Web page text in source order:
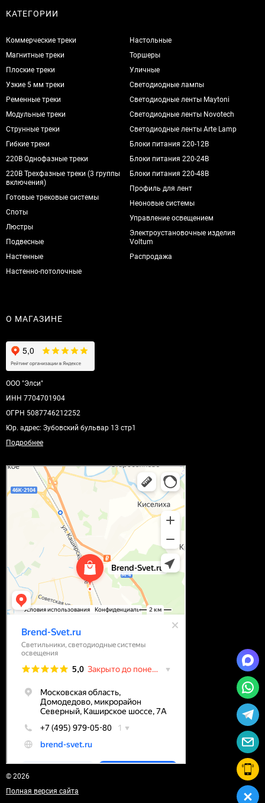
КАТЕГОРИИ
Коммерческие треки
Магнитные треки
Плоские треки
Узкие 5 мм треки
Ременные треки
Модульные треки
Струнные треки
Гибкие треки
220В Однофазные треки
220В Трехфазные треки (3 группы
включения)
Готовые трековые системы
Споты
Люстры
Подвесные
Настенные
Настенно-потолочные
Настольные
Торшеры
Уличные
Светодиодные лампы
Светодиодные ленты Maytoni
Светодиодные ленты Novotech
Светодиодные ленты Arte Lamp
Блоки питания 220-12В
Блоки питания 220-24В
Блоки питания 220-48В
Профиль для лент
Неоновые системы
Управление освещением
Электроустановочные изделия
Voltum
Распродажа
О МАГАЗИНЕ
ООО "Элси"
ИНН 7704701904
ОГРН 5087746212252
Юр. адрес: Зубовский бульвар 13 стр1
Подробнее
© 2026
Полная версия сайта